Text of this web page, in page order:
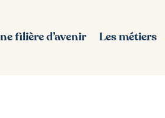
filière d’avenir Les métiers